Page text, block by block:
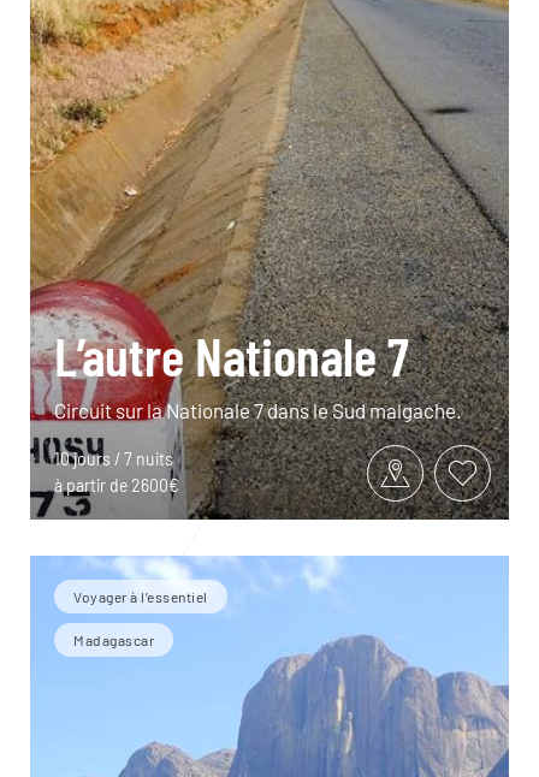
L’autre Nationale 7
Circuit sur la Nationale 7 dans le Sud malgache.
10 jours / 7 nuits
à partir de 2600€
Voyager à l’essentiel
Madagascar